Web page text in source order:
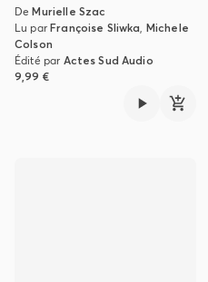
DeMurielle Szac
Lu parFrançoise Sliwka, Michele
Colson
Édité par Actes Sud Audio
9,99 €